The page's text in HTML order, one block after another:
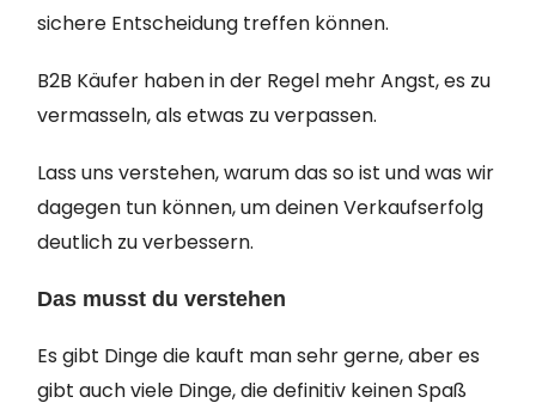
sichere Entscheidung treffen können.
B2B Käufer haben in der Regel mehr Angst, es zu
vermasseln, als etwas zu verpassen.
Lass uns verstehen, warum das so ist und was wir
dagegen tun können, um deinen Verkaufserfolg
deutlich zu verbessern.
Das musst du verstehen
Es gibt Dinge die kauft man sehr gerne, aber es
gibt auch viele Dinge, die definitiv keinen Spaß